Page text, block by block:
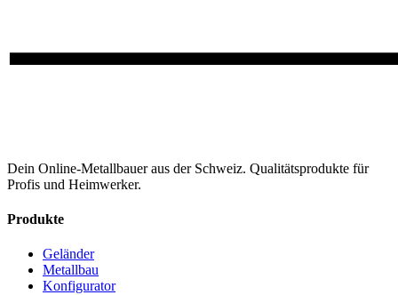
Dein Online-Metallbauer aus der Schweiz. Qualitätsprodukte für
Profis und Heimwerker.
Produkte
Geländer
Metallbau
Konfigurator